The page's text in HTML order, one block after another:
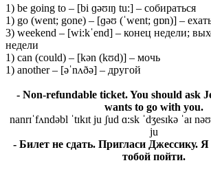
1) be going to – [bi ɡəʊɪŋ tu:] – собираться
1) go (went; gone) – [ɡəʊ (ˈwent; ɡɒn)] –
3) weekend – [wi:kˈend] – конец недели;
недели
1) can (could) – [kən (kʊd)] – мочь
1) another – [əˈnʌðə] – другой
- Non-refundable ticket. You should ask
wants to go with you.
nanrɪˈfʌndəbl ˈtɪkɪt ju ʃud ɑ:sk ˈdʒesɪkə ˈaɪ
ju
- Билет не сдать. Пригласи Джессику. Я
тобой пойти.